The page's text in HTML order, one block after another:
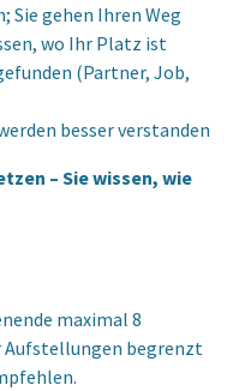
Sie gehen Ihren Weg
wo Ihr Platz ist
(Partner, Job,
besser verstanden
– Sie wissen, wie
maximal 8
Aufstellungen begrenzt